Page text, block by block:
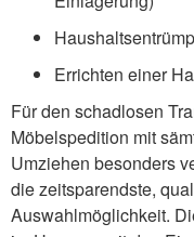
Errichten einer
Für den schadlosen
Möbelspedition mit
Umziehen besonders
die zeitsparendste,
Auswahlmöglichkeit.